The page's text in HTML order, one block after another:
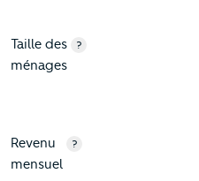
Taille des
ménages
?
Revenu
mensuel
?